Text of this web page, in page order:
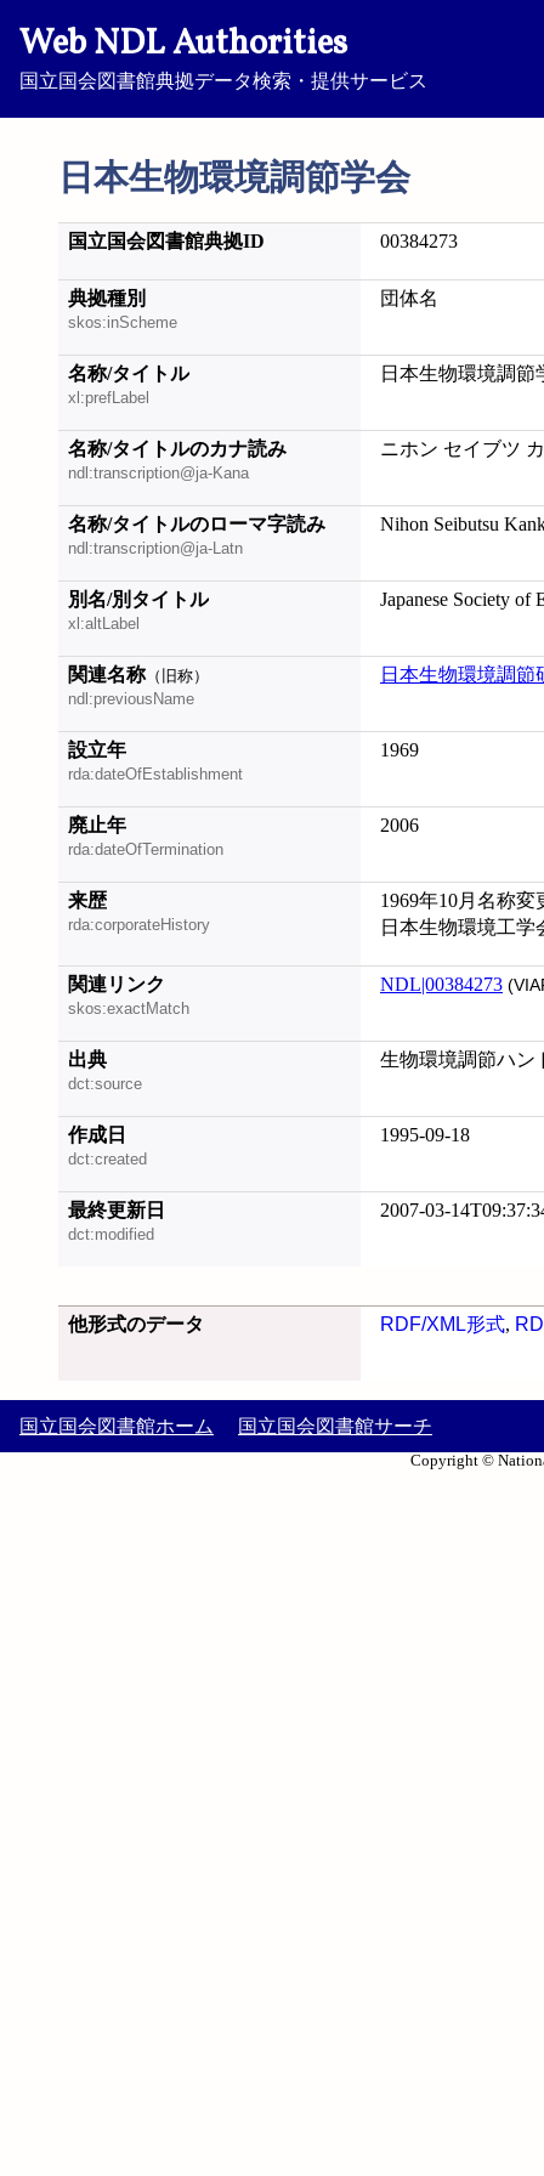
Web NDL Authorities
国立国会図書館典拠データ検索・提供サービス
日本生物環境調節学会
国立国会図書館典拠ID 00384273
典拠種別
skos:inScheme
団体名
名称/タイトル
xl:prefLabel
日本生物環境調節
名称/タイトルのカナ読み
ndl:transcription@ja-Kana
ニホン セイブツ
名称/タイトルのローマ字読み
ndl:transcription@ja-Latn
Nihon Seibutsu
別名/別タイトル
xl:altLabel
Japanese Society
関連名称（旧称）
ndl:previousName
日本生物環境調節
設立年
rda:dateOfEstablishment
1969
廃止年
rda:dateOfTermination
2006
来歴
rda:corporateHistory
1969年10月名称
日本生物環境工学
関連リンク
skos:exactMatch
NDL|00384273
出典
dct:source
生物環境調節ハン
作成日
dct:created
1995-09-18
最終更新日
dct:modified
2007-03-
他形式のデータ RDF/XML形式,
国立国会図書館ホーム 国立国会図書館サーチ
Copyright ©